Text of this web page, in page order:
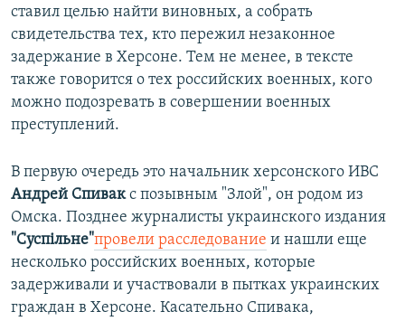
ставил целью найти виновных, а собрать
свидетельства тех, кто пережил незаконное
задержание в Херсоне. Тем не менее, в тексте
также говорится о тех российских военных, кого
можно подозревать в совершении военных
преступлений.
В первую очередь это начальник херсонского ИВС
Андрей Спивакс позывным "Злой", он родом из
Омска. Позднее журналисты украинского издания
"Суспільне"провели расследование и нашли еще
несколько российских военных, которые
задерживали и участвовали в пытках украинских
граждан в Херсоне. Касательно Спивака,